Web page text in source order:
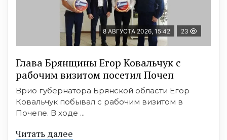
8 АВГУСТА 2026, 15:42 23
Глава Брянщины Егор Ковальчук с
рабочим визитом посетил Почеп
Врио губернатора Брянской области Егор
Ковальчук побывал с рабочим визитом в
Почепе. В ходе ...
Читать далее